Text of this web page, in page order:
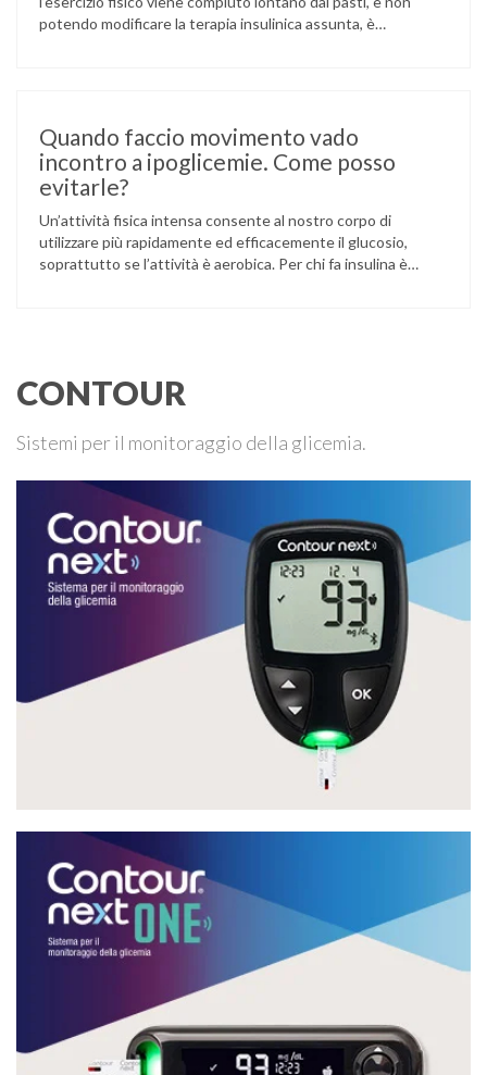
potendo modificare la terapia insulinica assunta, è
Quando faccio movimento vado
incontro a ipoglicemie. Come posso
evitarle?
Un’attività fisica intensa consente al nostro corpo di
utilizzare più rapidamente ed efficacemente il glucosio,
soprattutto se l’attività è aerobica. Per chi fa insulina è
CONTOUR
Sistemi per il monitoraggio della glicemia.